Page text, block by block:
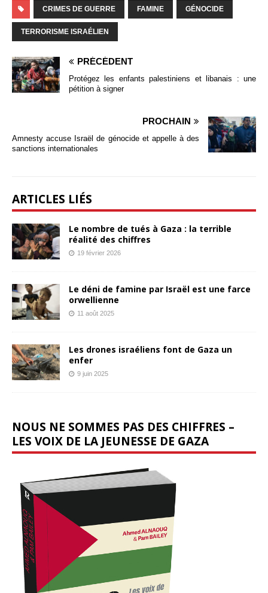
CRIMES DE GUERRE FAMINE GÉNOCIDE
TERRORISME ISRAÉLIEN
PRÉCÉDENT
Protégez les enfants palestiniens et libanais : une
pétition à signer
PROCHAIN
Amnesty accuse Israël de génocide et appelle à des
sanctions internationales
ARTICLES LIÉS
Le nombre de tués à Gaza : la terrible
réalité des chiffres
19 février 2026
Le déni de famine par Israël est une farce
orwellienne
11 août 2025
Les drones israéliens font de Gaza un
enfer
9 juin 2025
NOUS NE SOMMES PAS DES CHIFFRES –
LES VOIX DE LA JEUNESSE DE GAZA